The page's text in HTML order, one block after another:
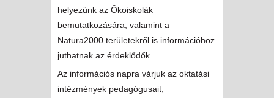
helyezünk az Ökoiskolák
bemutatkozására, valamint a
Natura2000 területekről is információhoz
juthatnak az érdeklődők.
Az információs napra várjuk az oktatási
intézmények pedagógusait,